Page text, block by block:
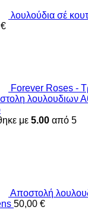
λουλούδια σέ
€
Forever Roses -
λουλουδιων
με 5.00 από 5
Αποστολή
50,00 €